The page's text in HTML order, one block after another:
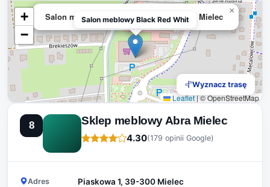
Salon meblowy Black Red White - meble Mielec
×
+
−
Leaflet|© OpenStreetMap
Salon meblowy Black Red Whit
Wyznacz trasę
8 Sklep meblowy Abra Mielec
4.30(179 opinii Google)
Adres Piaskowa 1, 39-300 Mielec